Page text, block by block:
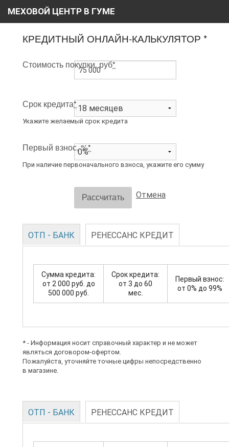
МЕХОВОЙ ЦЕНТР В ГУМЕ
ГЛАВНАЯ
КРЕДИТНЫЙ ОНЛАЙН-КАЛЬКУЛЯТОР *
Стоимость покупки, руб*
Срок кредита*
Укажите желаемый срок кредита
Первый взнос, %*
При наличие первоначального взноса, укажите его сумму
Рассчитать Отмена
ОТП - БАНК РЕНЕССАНС КРЕДИТ
Сумма кредита:
от 2 000 руб. до
500 000 руб.
Срок кредита:
от 3 до 60
мес.
Первый взнос:
от 0% до 99%
* - Информация носит справочный характер и не может
являться договором-офертом.
Пожалуйста, уточняйте точные цифры непосредственно
в магазине.
ОТП - БАНК РЕНЕССАНС КРЕДИТ